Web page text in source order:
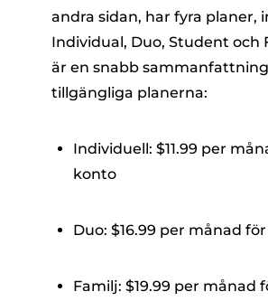
andra sidan, har fyra planer,
Individual, Duo, Student och
är en snabb
tillgängliga planerna:
Individuell: $11.99 per
konto
Duo: $16.99 per månad
Familj: $19.99 per månad